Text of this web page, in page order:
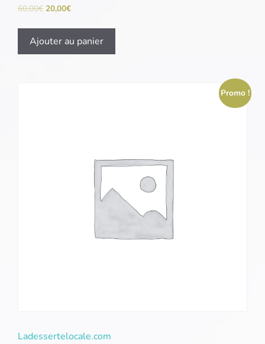
60,00€ 20,00€
Ajouter au panier
Promo !
Ladessertelocale.com